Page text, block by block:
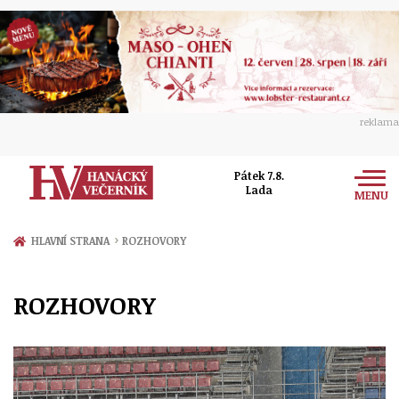
reklama
Pátek 7.8.
Lada
MENU
Zprávy
Přerov
Politika
Ekonomika
Kultura
Hudba
Společnost
Ženy
Sport
HLAVNÍ STRANA › ROZHOVORY
ROZHOVORY